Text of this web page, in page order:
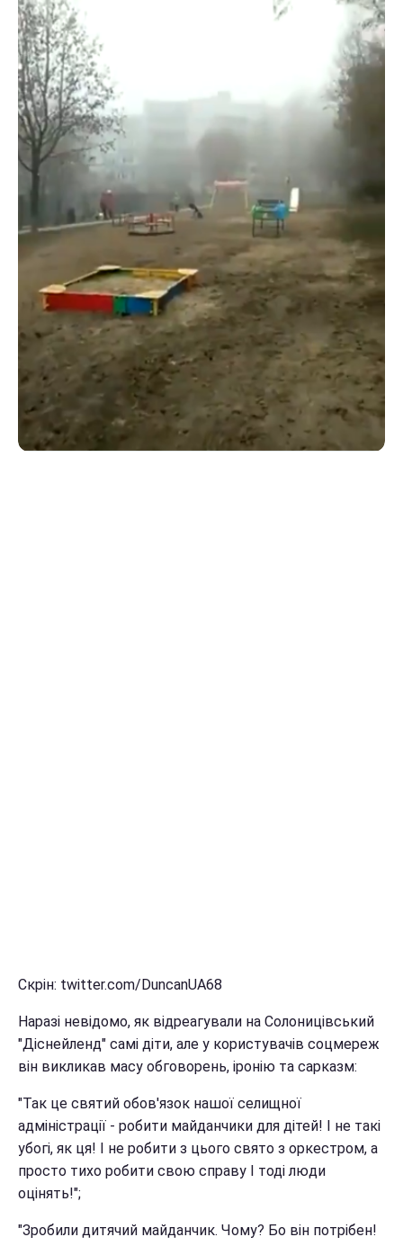
Скрін: twitter.com/DuncanUA68
Наразі невідомо, як відреагували на Солоницівський
"Діснейленд" самі діти, але у користувачів соцмереж
він викликав масу обговорень, іронію та сарказм:
"Так це святий обов'язок нашої селищної
адміністрації - робити майданчики для дітей! І не такі
убогі, як ця! І не робити з цього свято з оркестром, а
просто тихо робити свою справу І тоді люди
оцінять!";
"Зробили дитячий майданчик. Чому? Бо він потрібен!